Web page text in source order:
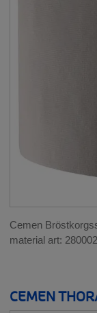
NACKE
__SHOW
Cemen
material art:
CEMEN